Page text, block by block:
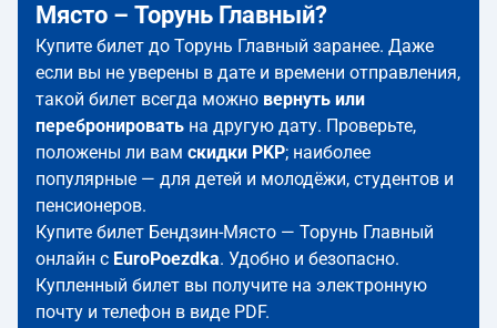
Място – Торунь Главный?
Купите билет до Торунь Главный заранее. Даже
если вы не уверены в дате и времени отправления,
такой билет всегда можно вернуть или
перебронировать на другую дату. Проверьте,
положены ли вам скидки PKP; наиболее
популярные — для детей и молодёжи, студентов и
пенсионеров.
Купите билет Бендзин-Място — Торунь Главный
онлайн с EuroPoezdka. Удобно и безопасно.
Купленный билет вы получите на электронную
почту и телефон в виде PDF.